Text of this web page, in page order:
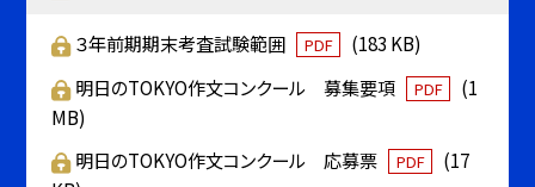
３年前期期末考査試験範囲 PDF
(183 KB)
明日のTOKYO作文コンクール 募集要項
PDF
(1
MB)
明日のTOKYO作文コンクール 応募票
PDF
(17